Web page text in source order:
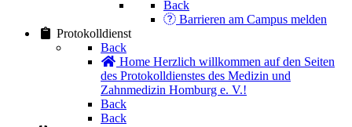
Back
Barrieren am Campus melden
Protokolldienst
Back
Home Herzlich willkommen auf den Seiten
des Protokolldienstes des Medizin und
Zahnmedizin Homburg e. V.!
Back
Back